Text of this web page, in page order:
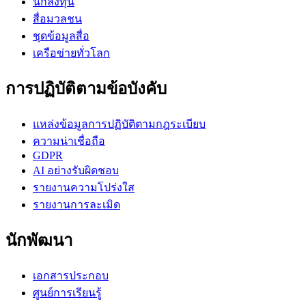
สื่อมวลชน
ชุดข้อมูลสื่อ
เครือข่ายทั่วโลก
การปฏิบัติตามข้อบังคับ
แหล่งข้อมูลการปฏิบัติตามกฎระเบียบ
ความน่าเชื่อถือ
GDPR
AI อย่างรับผิดชอบ
รายงานความโปร่งใส
รายงานการละเมิด
นักพัฒนา
เอกสารประกอบ
ศูนย์การเรียนรู้